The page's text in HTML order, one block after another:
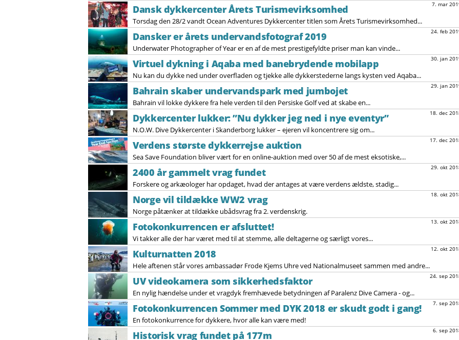
7. mar
Dansk dykkercenter Årets Turismevirksomhed
Torsdag den 28/2 vandt Ocean Adventures Dykkercenter titlen som Årets Turismevirksomhed...
24. feb
Dansker er årets undervandsfotograf 2019
Underwater Photographer of Year er en af de mest prestigefyldte priser man kan vinde...
30. jan
Virtuel dykning i Aqaba med banebrydende mobilapp
Nu kan du dykke ned under overfladen og tjekke alle dykkerstederne langs kysten ved Aqaba...
29. jan
Bahrain skaber undervandspark med jumbojet
Bahrain vil lokke dykkere fra hele verden til den Persiske Golf ved at skabe en...
18. dec
Dykkercenter lukker: ”Nu dykker jeg ned i nye eventyr”
N.O.W. Dive Dykkercenter i Skanderborg lukker – ejeren vil koncentrere sig om...
17. dec
Verdens største dykkerrejse auktion
Sea Save Foundation bliver vært for en online-auktion med over 50 af de mest eksotiske,...
29. okt
2400 år gammelt vrag fundet
Forskere og arkæologer har opdaget, hvad der antages at være verdens ældste, stadig...
18. okt
Norge vil tildække WW2 vrag
Norge påtænker at tildække ubådsvrag fra 2. verdenskrig.
13. okt
Fotokonkurrencen er afsluttet!
Vi takker alle der har været med til at stemme, alle deltagerne og særligt vores...
12. okt
Kulturnatten 2018
Hele aftenen står vores ambassadør Frode Kjems Uhre ved Nationalmuseet sammen med andre...
24. sep
UV videokamera som sikkerhedsfaktor
En nylig hændelse under et vragdyk fremhævede betydningen af ​​Paralenz Dive Camera - og...
7. sep
Fotokonkurrencen Sommer med DYK 2018 er skudt godt i gang!
En fotokonkurrence for dykkere, hvor alle kan være med!
6. sep
Historisk vrag fundet på 177m